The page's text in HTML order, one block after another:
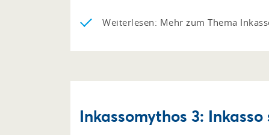
Weiterlesen: Mehr zum Thema
Inkassomythos 3: